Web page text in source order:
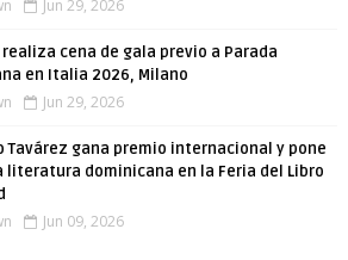
Jun 29, 2026
realiza cena de gala previo a Parada
en Italia 2026, Milano
Jun 29, 2026
Tavárez gana premio internacional y pone
literatura dominicana en la Feria del Libro
Jun 09, 2026